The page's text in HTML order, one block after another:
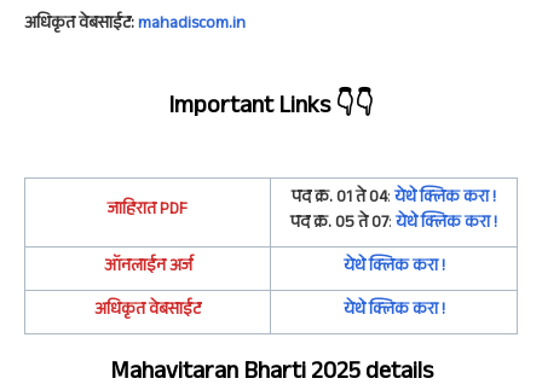
अधिकृत वेबसाईट:mahadiscom.in
Important Links👇👇
जाहिरातPDF पद क्र. 01 ते 04:येथे क्लिक करा !
पद क्र. 05 ते 07:येथे क्लिक करा !
ऑनलाईन अर्ज
येथे क्लिक करा !
अधिकृत वेबसाईट
येथे क्लिक करा !
Mahavitaran Bharti 2025 details